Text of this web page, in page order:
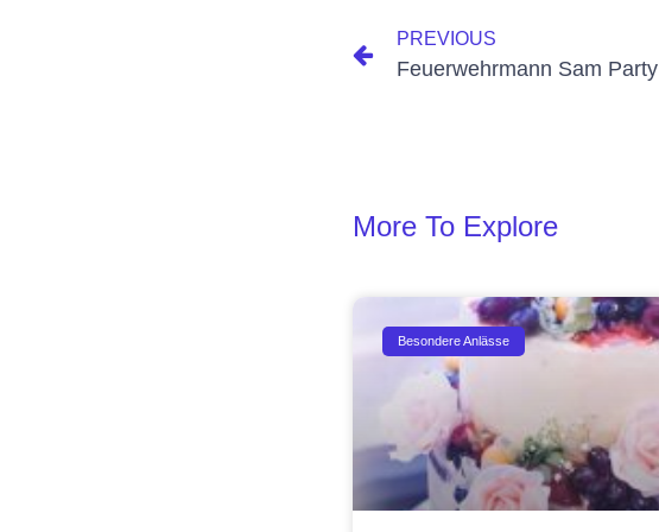
PREVIOUS
Feuerwehrmann Sam Party
More To Explore
Besondere Anlässe